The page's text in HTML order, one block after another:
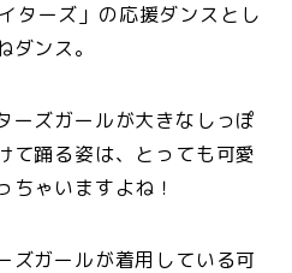
ターズ」の応援ダンスとし
ンス。
ーズガールが大きなしっぽ
て踊る姿は、とっても可愛
ちゃいますよね！
ズガールが着用している可